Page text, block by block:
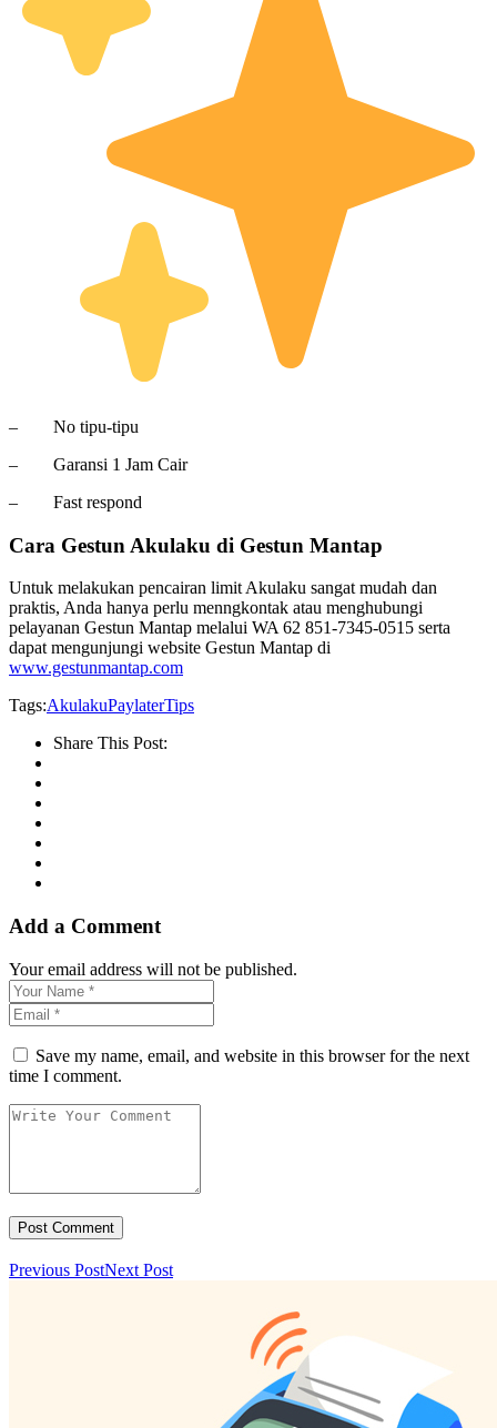
– No tipu-tipu
– Garansi 1 Jam Cair
– Fast respond
Cara Gestun Akulaku di Gestun Mantap
Untuk melakukan pencairan limit Akulaku sangat mudah dan
praktis, Anda hanya perlu menngkontak atau menghubungi
pelayanan Gestun Mantap melalui WA 62 851-7345-0515 serta
dapat mengunjungi website Gestun Mantap di
www.gestunmantap.com
Tags:AkulakuPaylaterTips
Share This Post:
Add a Comment
Your email address will not be published.
Save my name, email, and website in this browser for the next
time I comment.
Previous PostNext Post